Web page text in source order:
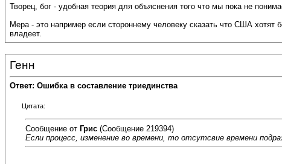
Творец, бог - удобная теория для объяснения того что мы пока не
Мера - это например если стороннему человеку сказать что США
владеет.
Генн
Ответ: Ошибка в составление триединства
Цитата:
Сообщение от Грис (Сообщение 219394)
Если процесс, изменение во времени, то отсутсвие времени